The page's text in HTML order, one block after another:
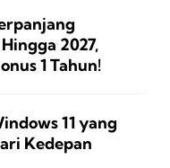
2027,
1 Tahun!
11 yang
Kedepan